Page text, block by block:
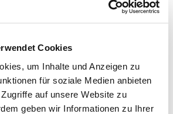
Cookies
um Inhalte und Anzeigen zu
für soziale Medien anbieten
auf unsere Website zu
geben wir Informationen zu Ihrer
der Therme Euskirchen und die
beim nächsten Besuch oder zu
Angaben zur Lieferzeit.